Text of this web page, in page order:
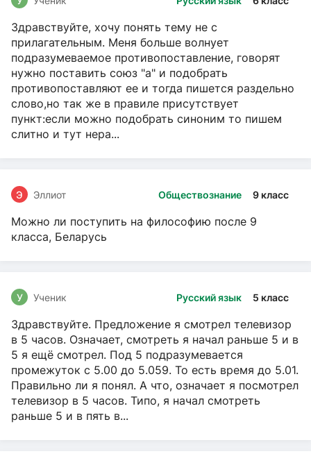
Здравствуйте, хочу понять тему не с
прилагательным. Меня больше волнует
подразумеваемое противопоставление, говорят
нужно поставить союз "а" и подобрать
противопоставляют ее и тогда пишется раздельно
слово,но так же в правиле присутствует
пункт:если можно подобрать синоним то пишем
слитно и тут нера...
Обществознание 9 класс
Э Эллиот
Можно ли поступить на философию после 9
класса, Беларусь
Русский язык 5 класс
У Ученик
Здравствуйте. Предложение я смотрел телевизор
в 5 часов. Означает, смотреть я начал раньше 5 и в
5 я ещё смотрел. Под 5 подразумевается
промежуток с 5.00 до 5.059. То есть время до 5.01.
Правильно ли я понял. А что, означает я посмотрел
телевизор в 5 часов. Типо, я начал смотреть
раньше 5 и в пять в...